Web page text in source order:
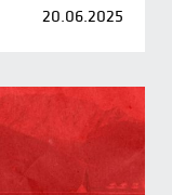
20.06.2025